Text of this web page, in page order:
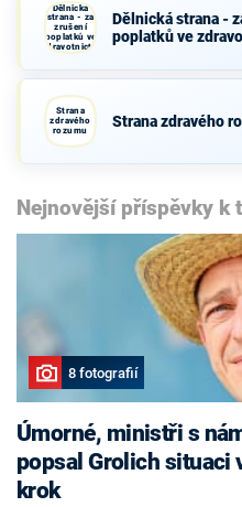
Dělnická
strana - za
zrušení
poplatků ve
zdravotnictví
Dělnická strana -
poplatků ve
Strana
zdravého
rozumu
Strana zdravého
Nejnovější příspěvky k
8 fotografií
Úmorné, ministři s
popsal Grolich situaci
krok